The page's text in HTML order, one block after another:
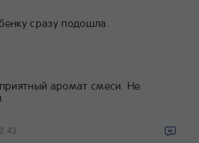
сразу подошла.
аромат смеси. Не